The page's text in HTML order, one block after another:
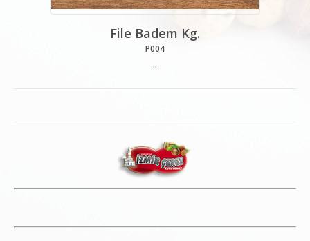
File Badem Kg.
P004
..